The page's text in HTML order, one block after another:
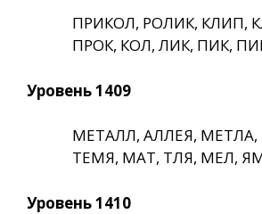
ПРИКОЛ, РОЛИК, КЛИП,
ПРОК, КОЛ, ЛИК, ПИК,
Уровень 1409
МЕТАЛЛ, АЛЛЕЯ,
ТЕМЯ, МАТ, ТЛЯ, МЕЛ,
Уровень 1410